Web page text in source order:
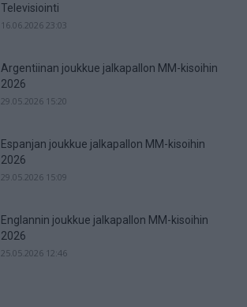
Televisiointi
16.06.2026 23:03
Argentiinan joukkue jalkapallon MM-kisoihin
2026
29.05.2026 15:20
Espanjan joukkue jalkapallon MM-kisoihin
2026
29.05.2026 15:09
Englannin joukkue jalkapallon MM-kisoihin
2026
25.05.2026 12:46